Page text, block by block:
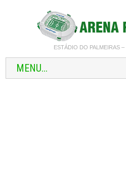
ESTÁDIO DO PALMEIRAS
MENU...